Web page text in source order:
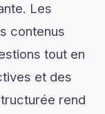
Les
contenus
tout en
et des
rend